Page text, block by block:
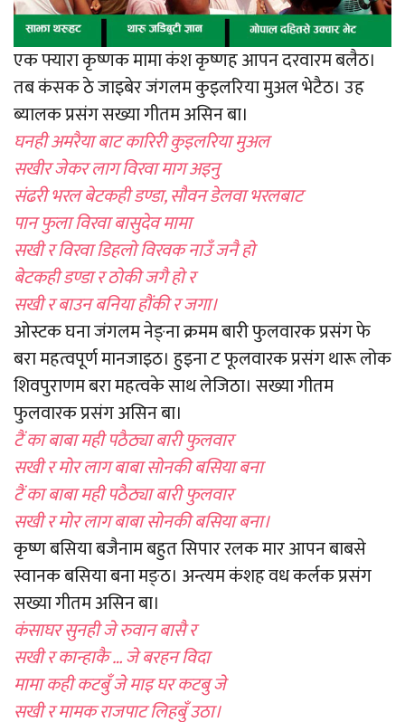
एक फ्यारा कृष्णक मामा कंश कृष्णह आपन दरवारम बलैठ।
तब कंसक ठे जाइबेर जंगलम कुइलरिया मुअल भेटैठ। उह
ब्यालक प्रसंग सख्या गीतम असिन बा।
घनही अमरैया बाट कारिरी कुइलरिया मुअल
सखीर जेकर लाग विरवा माग अइनु
संढरी भरल बेटकही डण्डा, सौवन डेलवा भरलबाट
पान फुला विरवा बासुदेव मामा
सखी र विरवा डिहलो विरवक नाउँ जनै हो
बेटकही डण्डा र ठोकी जगै हो र
सखी र बाउन बनिया हौंकी र जगा।
ओस्टक घना जंगलम नेङ्ना क्रमम बारी फुलवारक प्रसंग फे
बरा महत्वपूर्ण मानजाइठ। हुइना ट फूलवारक प्रसंग थारू लोक
शिवपुराणम बरा महत्वके साथ लेजिठा। सख्या गीतम
फुलवारक प्रसंग असिन बा।
टैं का बाबा मही पठैठ्या बारी फुलवार
सखी र मोर लाग बाबा सोनकी बसिया बना
टैं का बाबा मही पठैठ्या बारी फुलवार
सखी र मोर लाग बाबा सोनकी बसिया बना।
कृष्ण बसिया बजैनाम बहुत सिपार रलक मार आपन बाबसे
स्वानक बसिया बना मङ्ठ। अन्त्यम कंशह वध कर्लक प्रसंग
सख्या गीतम असिन बा।
कंसाघर सुनही जे रुवान बासै र
सखी र कान्हाकै … जे बरहन विदा
मामा कही कटबुँ जे माइ घर कटबु जे
सखी र मामक राजपाट लिहबुँ उठा।